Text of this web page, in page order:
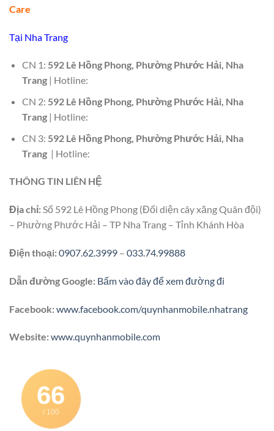
Care
Tại Nha Trang
CN 1: 592 Lê Hồng Phong, Phường Phước Hải, Nha
Trang| Hotline:
CN 2: 592 Lê Hồng Phong, Phường Phước Hải, Nha
Trang| Hotline:
CN 3: 592 Lê Hồng Phong, Phường Phước Hải, Nha
Trang| Hotline:
THÔNG TIN LIÊN HỆ
Địa chỉ:Số 592 Lê Hồng Phong (Đối diện cây xăng Quân đội)
– Phường Phước Hải – TP Nha Trang – Tỉnh Khánh Hòa
Điện thoại:0907.62.3999 – 033.74.99888
Dẫn đường Google: Bấm vào đây để xem đường đi
Facebook:www.facebook.com/quynhanmobile.nhatrang
Website:www.quynhanmobile.com
66
/ 100